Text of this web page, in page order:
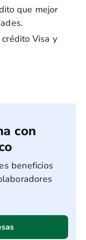
que mejor
Visa y
con
beneficios